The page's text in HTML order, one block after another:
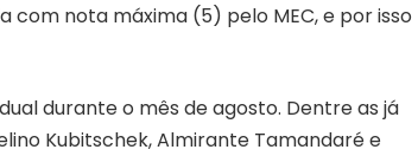
nota máxima (5) pelo MEC, e por isso
durante o mês de agosto. Dentre as já
Kubitschek, Almirante Tamandaré e